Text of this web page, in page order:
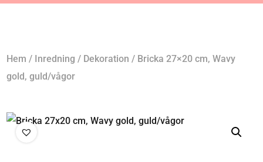
Hem / Inredning / Dekoration / Bricka 27×20 cm, Wavy
gold, guld/vågor